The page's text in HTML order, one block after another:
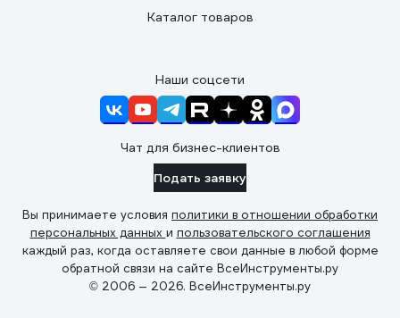
Каталог товаров
Наши соцсети
Чат для бизнес-клиентов
Подать заявку
Вы принимаете условия политики в отношении обработки
персональных данных и пользовательского соглашения
каждый раз, когда оставляете свои данные в любой форме
обратной связи на сайте ВсеИнструменты.ру
© 2006 — 2026. ВсеИнструменты.ру